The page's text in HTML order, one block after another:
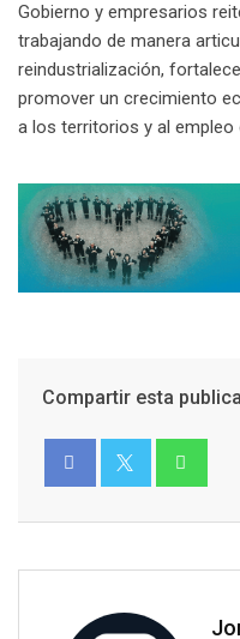
Gobierno y empresarios
trabajando de manera
reindustrialización,
promover un crecimiento
a los territorios y al empleo
Compartir esta